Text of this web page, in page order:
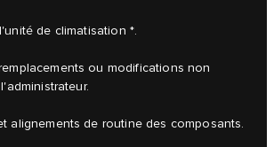
de climatisation *.
ou modifications non
alignements de routine des composants.